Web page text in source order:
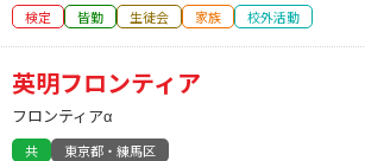
検定
皆勤 生徒会 家族 校外活動
英明フロンティア
フロンティアα
共
東京都・練馬区